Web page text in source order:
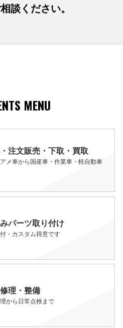
談ください。
MENU
注文販売・下取・買取
メ車から国産車・作業車・軽自動車
パーツ取り付け
・カスタム得意です
理・整備
から日常点検まで